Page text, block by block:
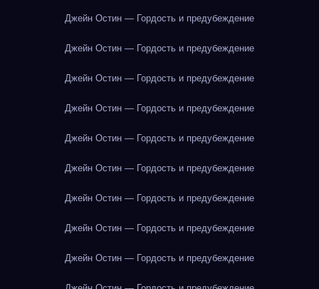
Джейн Остин — Гордость и предубеждение
Джейн Остин — Гордость и предубеждение
Джейн Остин — Гордость и предубеждение
Джейн Остин — Гордость и предубеждение
Джейн Остин — Гордость и предубеждение
Джейн Остин — Гордость и предубеждение
Джейн Остин — Гордость и предубеждение
Джейн Остин — Гордость и предубеждение
Джейн Остин — Гордость и предубеждение